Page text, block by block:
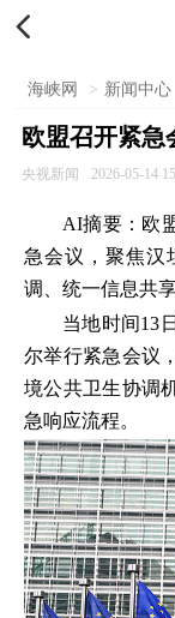

海峡网 > 新闻中心
欧盟召开紧
央视新闻 2026-05-14
AI摘要：欧
急会议，聚焦汉
调、统一信息共
当地时间13
尔举行紧急会议
境公共卫生协调
急响应流程。